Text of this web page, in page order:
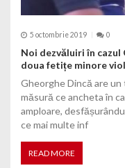
5 octombrie 2019 0
Noi dezvăluiri în cazul
doua fetițe minore
Gheorghe Dincă are
măsură ce ancheta în
amploare,
ce mai multe inf
READ MORE